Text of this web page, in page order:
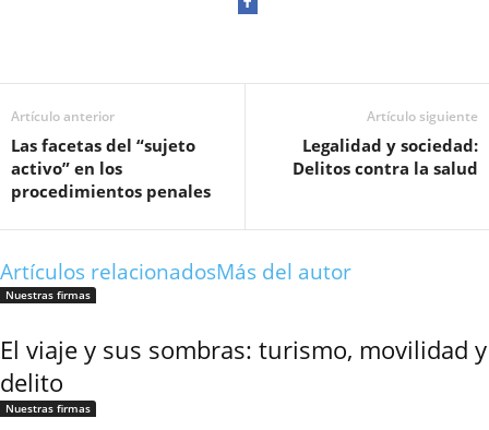
Twitter
Artículo anterior
Las facetas del “sujeto
activo” en los
procedimientos penales
Artículo siguiente
Legalidad y sociedad:
Delitos contra la salud
Artículos relacionadosMás del autor
Nuestras firmas
El viaje y sus sombras: turismo, movilidad y
delito
Nuestras firmas